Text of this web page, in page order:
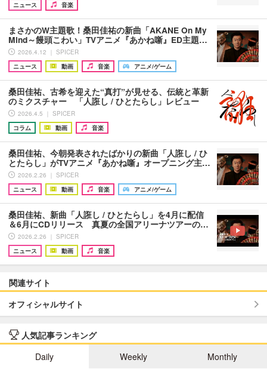
ニュース
音楽
まさかのW主題歌！桑田佳祐の新曲「AKANE On My
Mind～饅頭こわい」TVアニメ『あかね噺』ED主題…
2026.4.12 ｜ SPICER
ニュース
動画 音楽 アニメ/ゲーム
桑田佳祐、古希を迎えた“真打”が見せる、伝統と革新
のミクスチャー 「人誑し / ひとたらし」レビュー
2026.4.5 ｜ SPICER
コラム
動画 音楽
桑田佳祐、今朝発表されたばかりの新曲「人誑し / ひ
とたらし」がTVアニメ『あかね噺』オープニング主…
2026.2.26 ｜ SPICER
ニュース
動画 音楽 アニメ/ゲーム
桑田佳祐、新曲「人誑し / ひとたらし」を4月に配信
＆6月にCDリリース 真夏の全国アリーナツアーの…
2026.2.26 ｜ SPICER
ニュース
動画 音楽
関連サイト
オフィシャルサイト
人気記事ランキング
Daily
Weekly Monthly